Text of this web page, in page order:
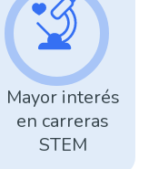
Mayor interés
en carreras
STEM